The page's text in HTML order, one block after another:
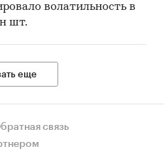
страниц может
/ ... /
волатильность в
шт.
еще
связь